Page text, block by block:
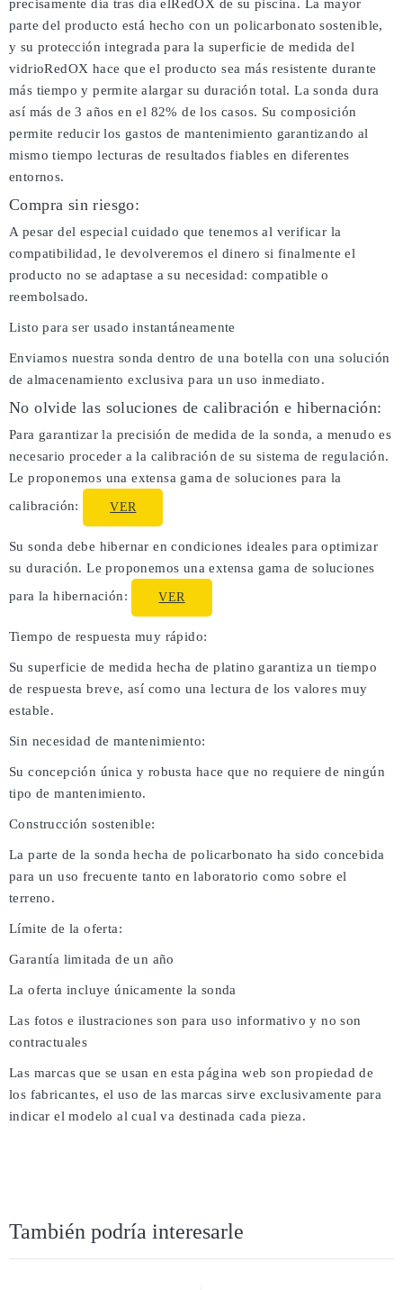
precisamente día tras día elRedOX de su piscina. La mayor
parte del producto está hecho con un policarbonato sostenible,
y su protección integrada para la superficie de medida del
vidrioRedOX hace que el producto sea más resistente durante
más tiempo y permite alargar su duración total. La sonda dura
así más de 3 años en el 82% de los casos. Su composición
permite reducir los gastos de mantenimiento garantizando al
mismo tiempo lecturas de resultados fiables en diferentes
entornos.
Compra sin riesgo:
A pesar del especial cuidado que tenemos al verificar la
compatibilidad, le devolveremos el dinero si finalmente el
producto no se adaptase a su necesidad: compatible o
reembolsado.
Listo para ser usado instantáneamente
Enviamos nuestra sonda dentro de una botella con una solución
de almacenamiento exclusiva para un uso inmediato.
No olvide las soluciones de calibración e hibernación:
Para garantizar la precisión de medida de la sonda, a menudo es
necesario proceder a la calibración de su sistema de regulación.
Le proponemos una extensa gama de soluciones para la
calibración:
VER
Su sonda debe hibernar en condiciones ideales para optimizar
su duración. Le proponemos una extensa gama de soluciones
para la hibernación:
VER
Tiempo de respuesta muy rápido:
Su superficie de medida hecha de platino garantiza un tiempo
de respuesta breve, así como una lectura de los valores muy
estable.
Sin necesidad de mantenimiento:
Su concepción única y robusta hace que no requiere de ningún
tipo de mantenimiento.
Construcción sostenible:
La parte de la sonda hecha de policarbonato ha sido concebida
para un uso frecuente tanto en laboratorio como sobre el
terreno.
Límite de la oferta:
Garantía limitada de un año
La oferta incluye únicamente la sonda
Las fotos e ilustraciones son para uso informativo y no son
contractuales
Las marcas que se usan en esta página web son propiedad de
los fabricantes, el uso de las marcas sirve exclusivamente para
indicar el modelo al cual va destinada cada pieza.
También podría interesarle